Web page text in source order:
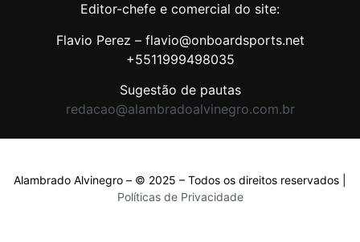
Editor-chefe e comercial do site:
Flavio Perez – flavio@onboardsports.net
+5511999498035
Sugestão de pautas
redacao@alambradoalvinegro.com.br
Alambrado Alvinegro – © 2025 – Todos os direitos reservados |
Políticas de Privacidade